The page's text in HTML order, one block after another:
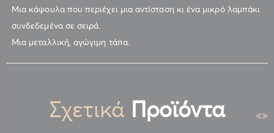
Μια κάψουλα που περιέχει μια αντίσταση κι ένα μικρό λαμπάκι
συνδεδεμένα σε σειρά.
Μια μεταλλική, αγώγιμη τάπα.
Σχετικά Προϊόντα <>